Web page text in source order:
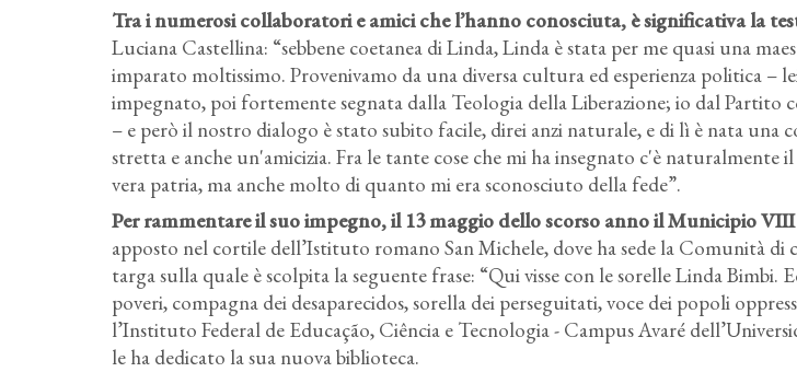
Tra i numerosi collaboratori e amici che l’hanno conosciuta, è significativa la
Luciana Castellina: “sebbene coetanea di Linda, Linda è stata per me quasi una
imparato moltissimo. Provenivamo da una diversa cultura ed esperienza politica –
impegnato, poi fortemente segnata dalla Teologia della Liberazione; io dal Partito
– e però il nostro dialogo è stato subito facile, direi anzi naturale, e di lì è nata una
stretta e anche un'amicizia. Fra le tante cose che mi ha insegnato c'è naturalmente il
vera patria, ma anche molto di quanto mi era sconosciuto della fede”.
Per rammentare il suo impegno, il 13 maggio dello scorso anno il Municipio
apposto nel cortile dell’Istituto romano San Michele, dove ha sede la Comunità di
targa sulla quale è scolpita la seguente frase: “Qui visse con le sorelle Linda Bimbi.
poveri, compagna dei desaparecidos, sorella dei perseguitati, voce dei popoli
l’Instituto Federal de Educação, Ciência e Tecnologia - Campus Avaré
le ha dedicato la sua nuova biblioteca.